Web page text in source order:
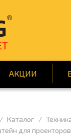
АКЦИИ
Каталог
для проекторов